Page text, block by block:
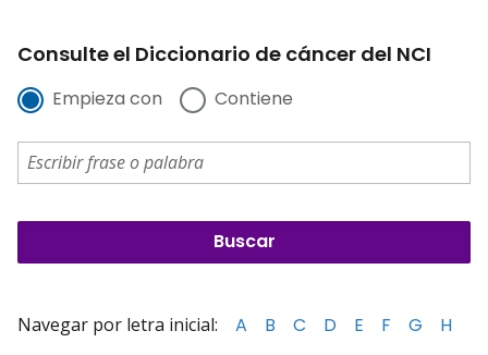
Consulte el Diccionario de cáncer del NCI
Empieza con Contiene
Navegar por letra inicial: A B C D E F G
H